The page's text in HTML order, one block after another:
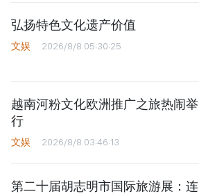
弘扬特色文化遗产价值
文娱 2026/8/8 05:30:25
越南河粉文化欧洲推广之旅热闹举
行
文娱 2026/8/8 03:46:13
第二十届胡志明市国际旅游展：连